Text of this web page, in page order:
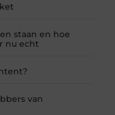
staan en hoe
nu echt
van